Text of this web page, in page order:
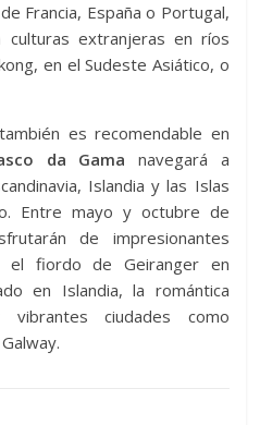
Francia, España o Portugal,
extranjeras en ríos
en el Sudeste Asiático, o
es recomendable en
da Gama navegará a
Islandia y las Islas
Entre mayo y octubre de
de impresionantes
el fiordo de Geiranger en
en Islandia, la romántica
ciudades como